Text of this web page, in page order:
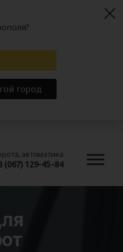
автоматика
(067) 129-45-84
город